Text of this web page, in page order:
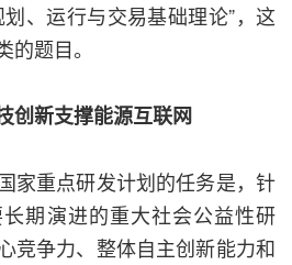
、运行与交易基础理论”，这
题目。
创新支撑能源互联网
重点研发计划的任务是，针
期演进的重大社会公益性研
竞争力、整体自主创新能力和